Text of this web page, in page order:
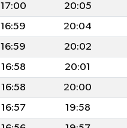
17:00 20:05
16:59 20:04
16:59 20:02
16:58 20:01
16:58 20:00
16:57 19:58